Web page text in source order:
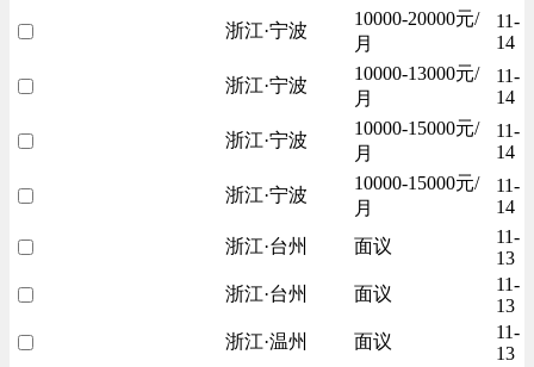
浙江·宁波
10000-20000元/
月
11-
14
浙江·宁波
10000-13000元/
月
11-
14
浙江·宁波
10000-15000元/
月
11-
14
浙江·宁波
10000-15000元/
月
11-
14
浙江·台州
面议
11-
13
浙江·台州
面议
11-
13
浙江·温州
面议
11-
13